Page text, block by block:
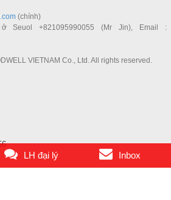
(chính)
Seuol +821095990055 (Mr Jin), Email :
VIETNAM Co., Ltd. All rights reserved.
LH đại lý Inbox